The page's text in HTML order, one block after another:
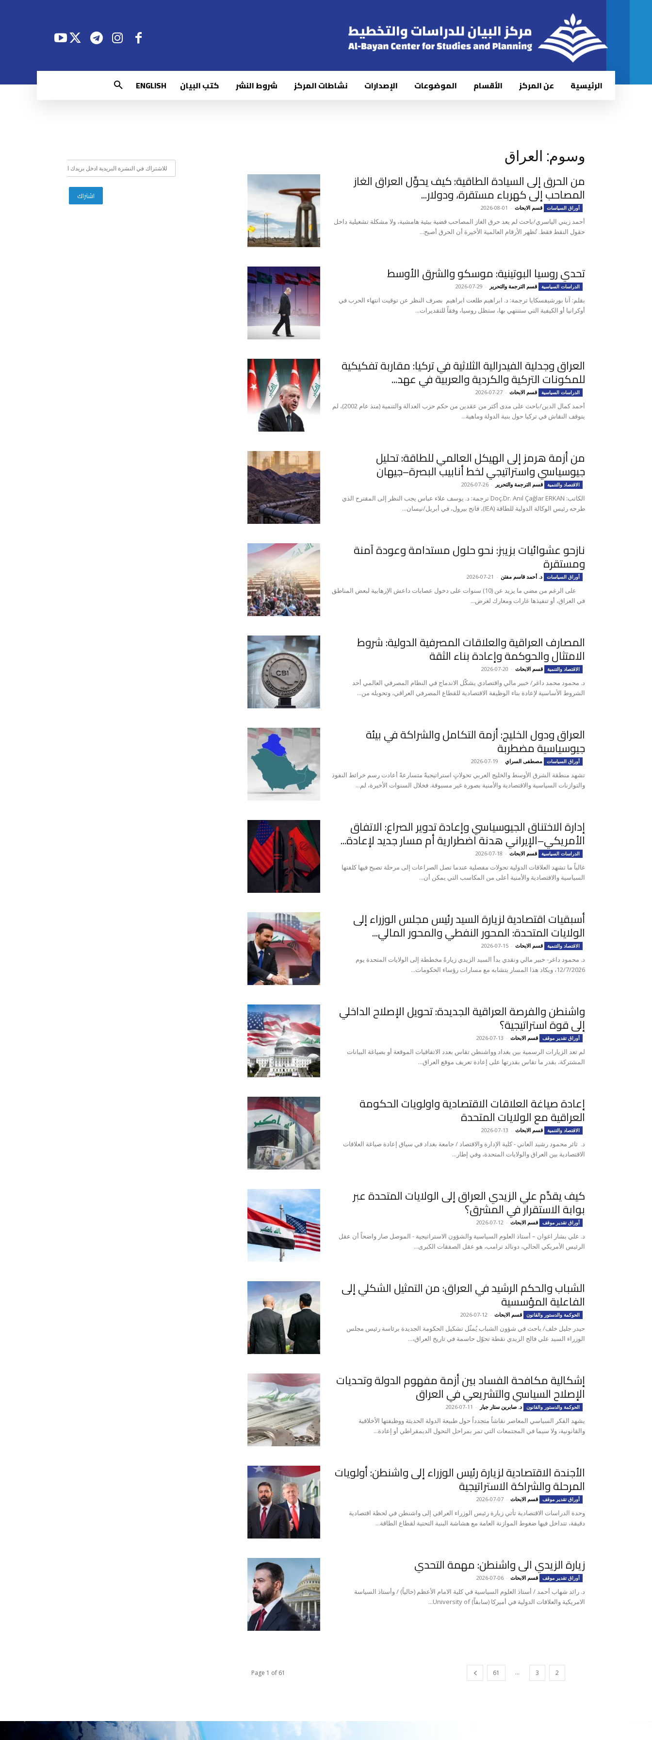
الرئيسية عن المركز الأقسام الموضوعات الإصدارات نشاطات المركز شروط النشر كتب البيان ENGLISH
وسوم: العراق
من الحرق إلى السيادة الطاقية: كيف يحوِّل العراق الغاز
المصاحب إلى كهرباء مستقرة، ودولار...
أوراق السياسات قسم الابحاث -
2026-08-01
أحمد زيني الياسري/باحث لم يعد حرق الغاز المصاحب قضية بيئية هامشية، ولا مشكلة تشغيلية داخل
حقول النفط فقط. تُظهر الأرقام العالمية الأخيرة أن الحرق أصبح...
تحدي روسيا البوتينية: موسكو والشرق الأوسط
الدراسات السياسية قسم الترجمة والتحرير -
2026-07-29
بقلم: آنا بورشيفسكايا ترجمة: د. ابراهيم طلعت ابراهيم بصرف النظر عن توقيت انتهاء الحرب في
أوكرانيا أو الكيفية التي ستنتهي بها، ستظل روسيا، وفقاً للتقديرات...
العراق وجدلية الفيدرالية الثلاثية في تركيا: مقاربة تفكيكية
للمكونات التركية والكردية والعربية في عهد...
الدراسات السياسية قسم الابحاث -
2026-07-27
أحمد كمال الدين/باحث على مدى أكثر من عقدين من حكم حزب العدالة والتنمية (منذ عام 2002)، لم
يتوقف النقاش في تركيا حول بنية الدولة وماهية...
من أزمة هرمز إلى الهيكل العالمي للطاقة: تحليل
جيوسياسي واستراتيجي لخط أنابيب البصرة–جيهان
الاقتصاد والتنمية قسم الترجمة والتحرير -
2026-07-26
الكاتب: Doç.Dr. Anıl Çağlar ERKAN ترجمة: د. يوسف علاء عباس يجب النظر إلى المقترح الذي
طرحه رئيس الوكالة الدولية للطاقة (IEA)، فاتح بيرول، في أبريل/نيسان...
نازحو عشوائيات بزيبز: نحو حلول مستدامة وعودة آمنة
ومستقرة
أوراق السياسات د. أحمد قاسم مفتن -
2026-07-21
على الرغم من مضي ما يزيد عن (10) سنوات على دخول عصابات داعش الإرهابية لبعض المناطق
في العراق، أو تنفيذها غارات ومعارك لغرض...
المصارف العراقية والعلاقات المصرفية الدولية: شروط
الامتثال والحوكمة وإعادة بناء الثقة
الاقتصاد والتنمية قسم الابحاث -
2026-07-20
د. محمود محمد داغر/ خبير مالي واقتصادي يشكّل الاندماج في النظام المصرفي العالمي أحد
الشروط الأساسية لإعادة بناء الوظيفة الاقتصادية للقطاع المصرفي العراقي، وتحويله من...
العراق ودول الخليج: أزمة التكامل والشراكة في بيئة
جيوسياسية مضطربة
أوراق السياسات مصطفى السراي -
2026-07-19
تشهد منطقة الشرق الأوسط والخليج العربي تحولاتٍ استراتيجيةً متسارعةً أعادت رسم خرائط النفوذ
والتوازنات السياسية والاقتصادية والأمنية بصورة غير مسبوقة. فخلال السنوات الأخيرة، لم...
إدارة الاختناق الجيوسياسي وإعادة تدوير الصراع: الاتفاق
الأمريكي–الإيراني هدنة اضطرارية أم مسار جديد لإعادة...
الدراسات السياسية قسم الابحاث -
2026-07-18
غالباً ما تشهد العلاقات الدولية تحولات مفصلية عندما تصل الصراعات إلى مرحلة تصبح فيها كلفتها
السياسية والاقتصادية والأمنية أعلى من المكاسب التي يمكن أن...
أسبقيات اقتصادية لزيارة السيد رئيس مجلس الوزراء إلى
الولايات المتحدة: المحور النفطي والمحور المالي...
الاقتصاد والتنمية قسم الابحاث -
2026-07-15
د. محمود داغر- خبير مالي ونقدي بدأ السيد الزيدي زيارةً مخططة إلى الولايات المتحدة يوم
12/7/2026، ويكاد هذا المسار يتشابه مع مسارات رؤساء الحكومات...
واشنطن والفرصة العراقية الجديدة: تحويل الإصلاح الداخلي
إلى قوة استراتيجية؟
أوراق تقدير موقف قسم الابحاث -
2026-07-13
لم تعد الزيارات الرسمية بين بغداد وواشنطن تقاس بعدد الاتفاقيات الموقعة أو بصياغة البيانات
المشتركة، بقدر ما تقاس بقدرتها على إعادة تعريف موقع العراق...
إعادة صياغة العلاقات الاقتصادية واولويات الحكومة
العراقية مع الولايات المتحدة
الاقتصاد والتنمية قسم الابحاث -
2026-07-13
د. ثائر محمود رشيد العاني - كلية الإدارة والاقتصاد / جامعة بغداد في سياق إعادة صياغة العلاقات
الاقتصادية بين العراق والولايات المتحدة، وفي إطار...
كيف يقدِّم علي الزيدي العراق إلى الولايات المتحدة عبر
بوابة الاستقرار في المشرق؟
أوراق تقدير موقف قسم الابحاث -
2026-07-12
د. علي بشار اغوان – أستاذ العلوم السياسية والشؤون الاستراتيجية - الموصل صار واضحاً أن عقل
الرئيس الأمريكي الحالي، دونالد ترامب، هو عقل الصفقات الكبرى...
الشباب والحكم الرشيد في العراق: من التمثيل الشكلي إلى
الفاعلية المؤسسية
الحوكمة والدستور والقانون قسم الابحاث -
2026-07-12
حيدر جليل خلف/ باحث في شؤون الشباب يُمثّل تشكيل الحكومة الجديدة برئاسة رئيس مجلس
الوزراء السيد علي فالح الزيدي نقطة تحوّل حاسمة في تاريخ العراق،...
إشكالية مكافحة الفساد بين أزمة مفهوم الدولة وتحديات
الإصلاح السياسي والتشريعي في العراق
الحوكمة والدستور والقانون د. صابرين ستار جبار -
2026-07-11
يشهد الفكر السياسي المعاصر نقاشاً متجدداً حول طبيعة الدولة الحديثة ووظيفتها الأخلاقية
والقانونية، ولا سيما في المجتمعات التي تمر بمراحل التحول الديمقراطي أو إعادة...
الأجندة الاقتصادية لزيارة رئيس الوزراء إلى واشنطن: أولويات
المرحلة والشراكة الاستراتيجية
أوراق تقدير موقف قسم الابحاث -
2026-07-07
وحدة الدراسات الاقتصادية تأتي زيارة رئيس الوزراء العراقي إلى واشنطن في لحظة اقتصادية
دقيقة، تتداخل فيها ضغوط الموازنة العامة مع هشاشة البنية التحتية لقطاع الطاقة...
زيارة الزيدي الى واشنطن: مهمة التحدي
أوراق تقدير موقف قسم الابحاث -
2026-07-06
د. رائد شهاب أحمد / أستاذ العلوم السياسية في كلية الامام الأعظم (حالياً) / وأستاذ السياسة
الامريكية والعلاقات الدولية في أميركا (سابقاً) University of...
2
3
...
61
Page 1 of 61